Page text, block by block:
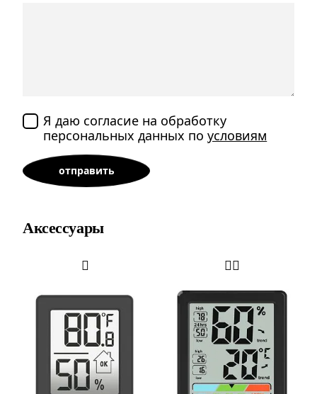
Я даю согласие на обработку
персональных данных поусловиям
Аксессуары